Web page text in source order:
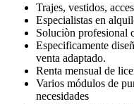
Trajes, vestidos,
Especialistas en
Soluciòn profesional
Especificamente
venta adaptado.
Renta mensual de
Varios módulos de
necesidades